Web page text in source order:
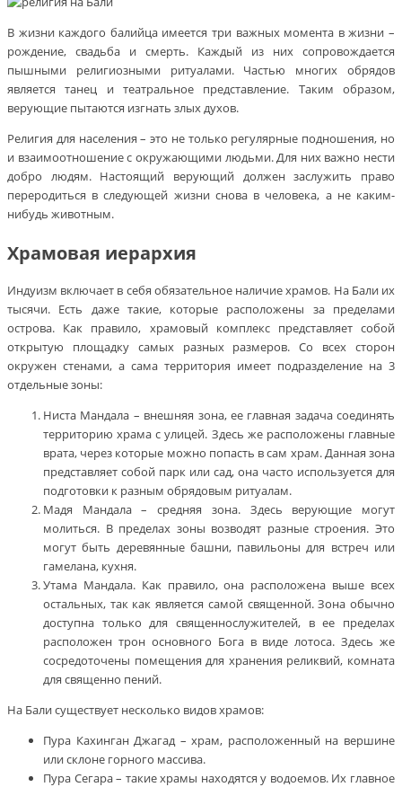
В жизни каждого балийца имеется три важных момента в жизни –
рождение, свадьба и смерть. Каждый из них сопровождается
пышными религиозными ритуалами. Частью многих обрядов
является танец и театральное представление. Таким образом,
верующие пытаются изгнать злых духов.
Религия для населения – это не только регулярные подношения, но
и взаимоотношение с окружающими людьми. Для них важно нести
добро людям. Настоящий верующий должен заслужить право
переродиться в следующей жизни снова в человека, а не каким-
нибудь животным.
Храмовая иерархия
Индуизм включает в себя обязательное наличие храмов. На Бали их
тысячи. Есть даже такие, которые расположены за пределами
острова. Как правило, храмовый комплекс представляет собой
открытую площадку самых разных размеров. Со всех сторон
окружен стенами, а сама территория имеет подразделение на 3
отдельные зоны:
Ниста Мандала – внешняя зона, ее главная задача соединять
территорию храма с улицей. Здесь же расположены главные
врата, через которые можно попасть в сам храм. Данная зона
представляет собой парк или сад, она часто используется для
подготовки к разным обрядовым ритуалам.
Мадя Мандала – средняя зона. Здесь верующие могут
молиться. В пределах зоны возводят разные строения. Это
могут быть деревянные башни, павильоны для встреч или
гамелана, кухня.
Утама Мандала. Как правило, она расположена выше всех
остальных, так как является самой священной. Зона обычно
доступна только для священнослужителей, в ее пределах
расположен трон основного Бога в виде лотоса. Здесь же
сосредоточены помещения для хранения реликвий, комната
для священно пений.
На Бали существует несколько видов храмов:
Пура Кахинган Джагад – храм, расположенный на вершине
или склоне горного массива.
Пура Сегара – такие храмы находятся у водоемов. Их главное